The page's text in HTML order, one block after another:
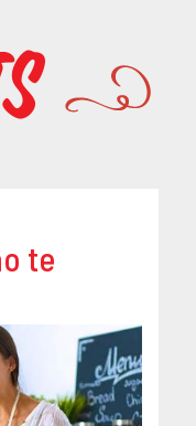
te